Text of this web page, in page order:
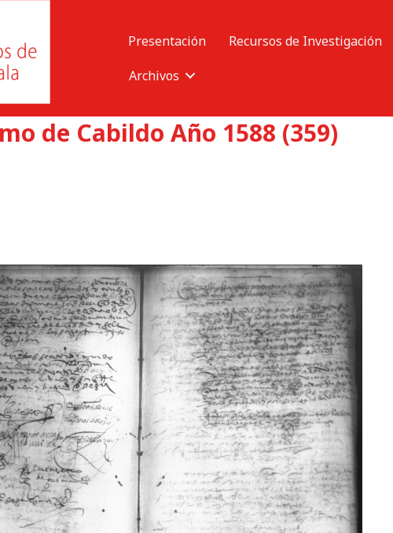
Presentación Recursos de Investigación
Archivos
de Cabildo Año 1588 (359)